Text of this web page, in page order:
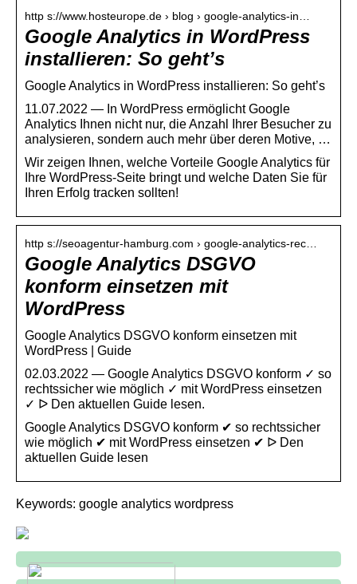
http s://www.hosteurope.de › blog › google-analytics-in…
Google Analytics in WordPress
installieren: So geht’s
Google Analytics in WordPress installieren: So geht’s
11.07.2022 — In WordPress ermöglicht Google
Analytics Ihnen nicht nur, die Anzahl Ihrer Besucher zu
analysieren, sondern auch mehr über deren Motive, …
Wir zeigen Ihnen, welche Vorteile Google Analytics für
Ihre WordPress-Seite bringt und welche Daten Sie für
Ihren Erfolg tracken sollten!
http s://seoagentur-hamburg.com › google-analytics-rec…
Google Analytics DSGVO
konform einsetzen mit
WordPress
Google Analytics DSGVO konform einsetzen mit
WordPress | Guide
02.03.2022 — Google Analytics DSGVO konform ✓ so
rechtssicher wie möglich ✓ mit WordPress einsetzen
✓ ᐅ Den aktuellen Guide lesen.
Google Analytics DSGVO konform ✔ so rechtssicher
wie möglich ✔ mit WordPress einsetzen ✔ ᐅ Den
aktuellen Guide lesen
Keywords: google analytics wordpress